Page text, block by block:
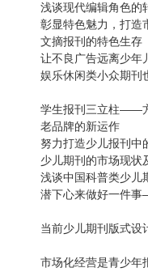
浅谈现代编辑
彰显特色魅力
文摘报刊的
让不良广告
娱乐休闲类小众期刊
高 雅
学生报刊三立柱
老品牌的
努力打造少儿
少儿期刊的市场
浅谈中国科普类
潜下心来做好一件
马一青
当前少儿期刊版式设
马体娟
市场化经营是青